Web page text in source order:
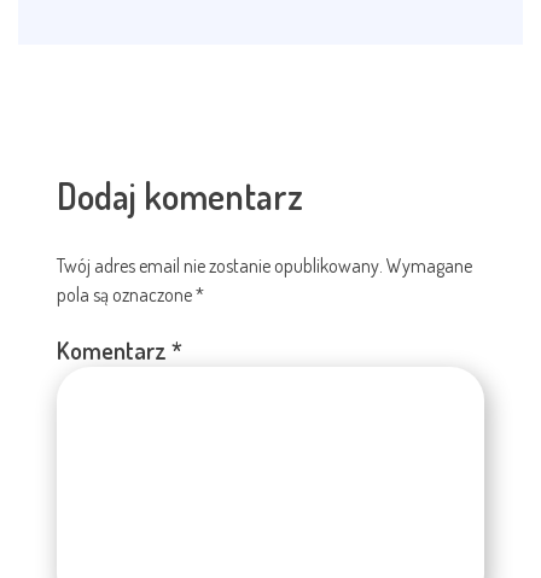
Dodaj komentarz
Twój adres email nie zostanie opublikowany. Wymagane
pola są oznaczone*
Komentarz*